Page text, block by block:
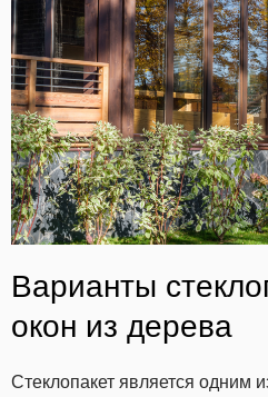
Варианты
окон из дерева
Стеклопакет является одним